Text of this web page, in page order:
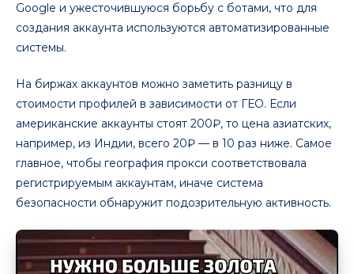
Google и ужесточившуюся борьбу с ботами, что для
создания аккаунта используются автоматизированные
системы.
На биржах аккаунтов можно заметить разницу в
стоимости профилей в зависимости от ГЕО. Если
американские аккаунты стоят 200₽, то цена азиатских,
например, из Индии, всего 20₽ — в 10 раз ниже. Самое
главное, чтобы география прокси соответствовала
регистрируемым аккаунтам, иначе система
безопасности обнаружит подозрительную активность.